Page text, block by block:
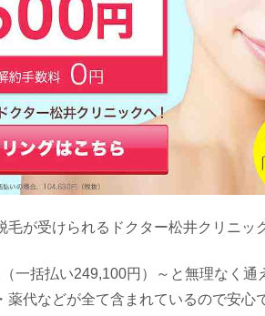
毛が受けられるドクター松井クリニッ
一括払い249,100円）～と無理なく通
薬代などが全て含まれているので安心